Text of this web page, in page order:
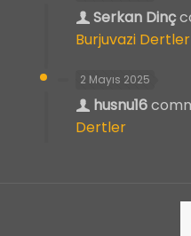
Serkan Dinç
Burjuvazi Dertler
2 Mayıs 2025
husnu16
Dertler